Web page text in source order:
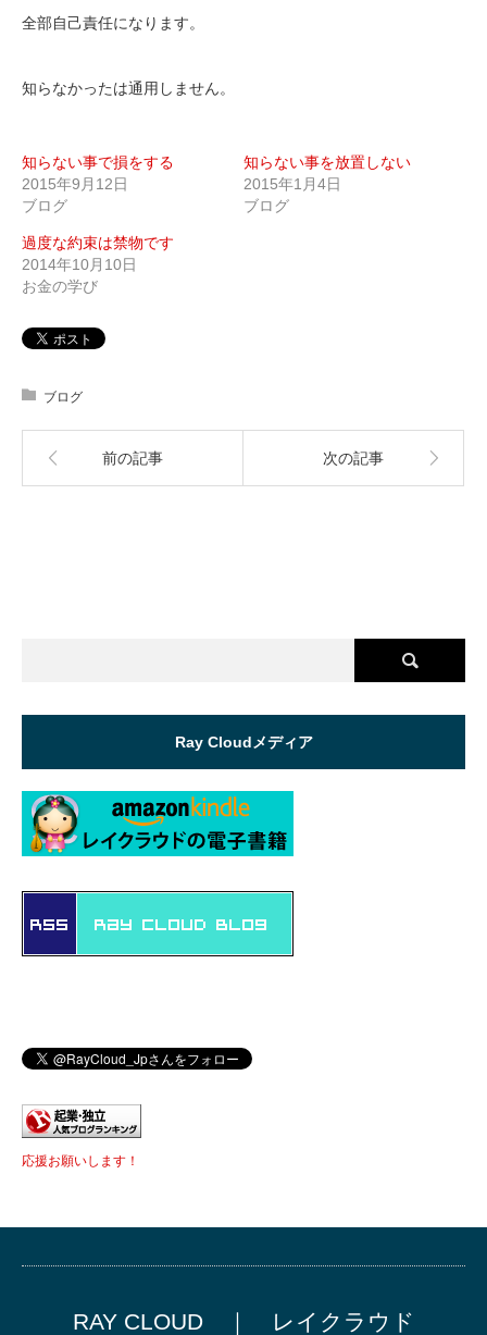
全部自己責任になります。
知らなかったは通用しません。
知らない事で損をする
2015年9月12日
ブログ
知らない事を放置しない
2015年1月4日
ブログ
過度な約束は禁物です
2014年10月10日
お金の学び
ブログ
前の記事 次の記事
Ray Cloudメディア
応援お願いします！
RAY CLOUD ｜ レイクラウド